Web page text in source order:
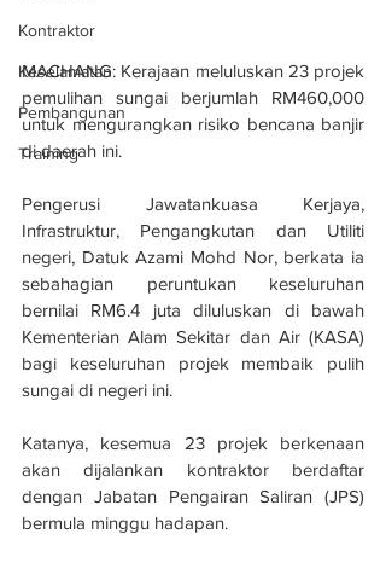
Kontraktor
Keselamatan
Pembangunan
Training
MACHANG: Kerajaan meluluskan 23 projek
pemulihan sungai berjumlah RM460,000
untuk mengurangkan risiko bencana banjir
di daerah ini.
Pengerusi Jawatankuasa Kerjaya,
Infrastruktur, Pengangkutan dan Utiliti
negeri, Datuk Azami Mohd Nor, berkata ia
sebahagian peruntukan keseluruhan
bernilai RM6.4 juta diluluskan di bawah
Kementerian Alam Sekitar dan Air (KASA)
bagi keseluruhan projek membaik pulih
sungai di negeri ini.
Katanya, kesemua 23 projek berkenaan
akan dijalankan kontraktor berdaftar
dengan Jabatan Pengairan Saliran (JPS)
bermula minggu hadapan.